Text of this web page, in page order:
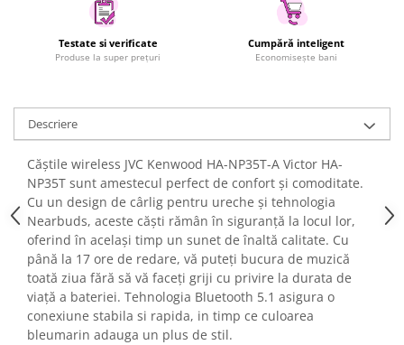
Wearable & Gadgeturi
Electrocasnice & Climatizare
Accesorii si piese masini spalat
vase
Aparate Frigorifice
Aparate Racire Aer
Aragaze si cuptoare cu microunde
Climatizare & sisteme de incalzire
Electrocasnice pentru Bucatarie
Fiare de calcat si masini de cusut
Ingrijire Locuinta
Purificatoare de aer
Testate si verificate
Produse la super prețuri
Cumpără inteligent
Economisește bani
Descriere
Căștile wireless JVC Kenwood HA-NP35T-A Victor HA-
NP35T sunt amestecul perfect de confort și comoditate.
Cu un design de cârlig pentru ureche și tehnologia
Nearbuds, aceste căști rămân în siguranță la locul lor,
oferind în același timp un sunet de înaltă calitate. Cu
până la 17 ore de redare, vă puteți bucura de muzică
toată ziua fără să vă faceți griji cu privire la durata de
viață a bateriei. Tehnologia Bluetooth 5.1 asigura o
conexiune stabila si rapida, in timp ce culoarea
bleumarin adauga un plus de stil.